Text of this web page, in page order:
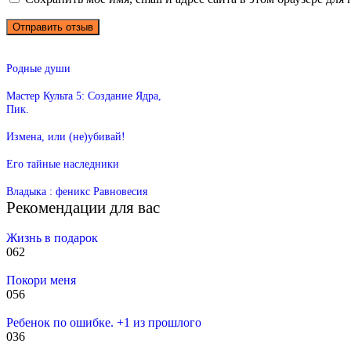
Родные души
Мастер Культа 5: Создание Ядра,
Пик.
Измена, или (не)убивай!
Его тайные наследники
Владыка : феникс Равновесия
Рекомендации для вас
Жизнь в подарок
062
Покори меня
056
Ребенок по ошибке. +1 из прошлого
036